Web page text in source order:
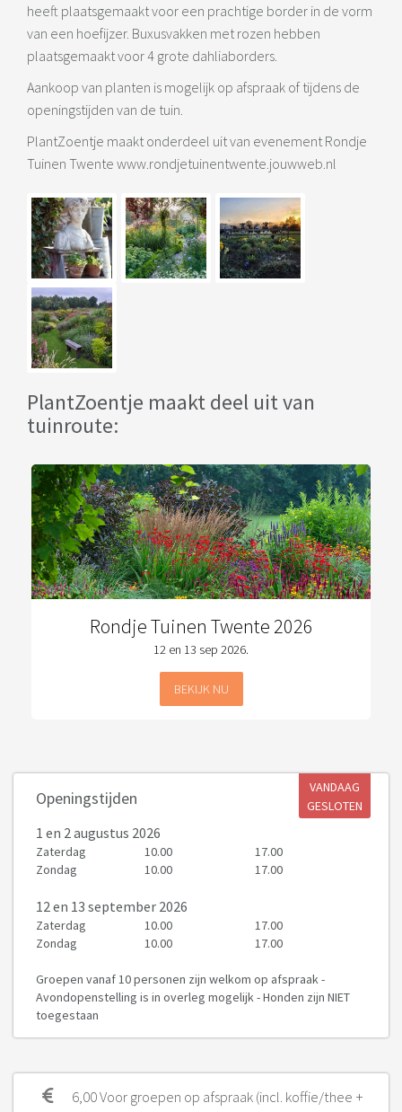
heeft plaatsgemaakt voor een prachtige border in de vorm
van een hoefijzer. Buxusvakken met rozen hebben
plaatsgemaakt voor 4 grote dahliaborders.
Aankoop van planten is mogelijk op afspraak of tijdens de
openingstijden van de tuin.
PlantZoentje maakt onderdeel uit van evenement Rondje
Tuinen Twente www.rondjetuinentwente.jouwweb.nl
PlantZoentje maakt deel uit van
tuinroute:
Rondje Tuinen Twente 2026
12 en 13 sep 2026.
BEKIJK NU
Openingstijden
VANDAAG
GESLOTEN
1 en 2 augustus 2026
Zaterdag 10.00
17.00
Zondag
10.00 17.00
12en 13 september 2026
Zaterdag 10.00
17.00
Zondag
10.00 17.00
Groepen vanaf 10 personen zijn welkom op afspraak -
Avondopenstelling is in overleg mogelijk - Honden zijn NIET
toegestaan
6,00 Voor groepen op afspraak (incl. koffie/thee +